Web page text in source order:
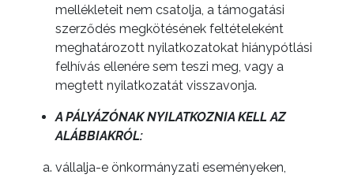
mellékleteit nem csatolja, a támogatási
szerződés megkötésének feltételeként
meghatározott nyilatkozatokat hiánypótlási
felhívás ellenére sem teszi meg, vagy a
megtett nyilatkozatát visszavonja.
A PÁLYÁZÓNAK NYILATKOZNIA KELL AZ
ALÁBBIAKRÓL:
vállalja-e önkormányzati eseményeken,